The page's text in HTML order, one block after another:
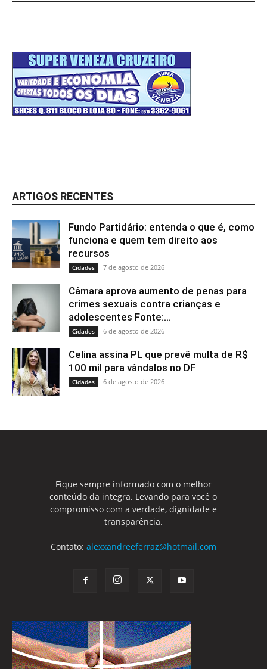
ARTIGOS RECENTES
Fundo Partidário: entenda o que é, como
funciona e quem tem direito aos
recursos
Cidades 7 de agosto de 2026
Câmara aprova aumento de penas para
crimes sexuais contra crianças e
adolescentes Fonte:...
Cidades 6 de agosto de 2026
Celina assina PL que prevê multa de R$
100 mil para vândalos no DF
Cidades 6 de agosto de 2026
Fique sempre informado com o melhor
conteúdo da integra. Levando para você o
compromisso com a verdade, dignidade e
transparência.
Contato: alexxandreeferraz@hotmail.com